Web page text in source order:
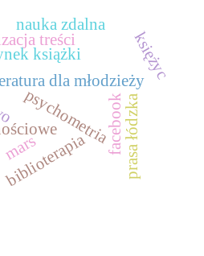
książki
dla młodzieży
psychometria
treści
facebook
biblioterapia
nauka zdalna
prasa łódzka
mars
księżyc